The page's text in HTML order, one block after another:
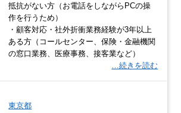
抵抗がない方（お電話をしながらPCの操
作を行うため）
・顧客対応・社外折衝業務経験が3年以上
ある方（コールセンター、保険・金融機関
の窓口業務、医療事務、接客業など）
…続きを読む
東京都